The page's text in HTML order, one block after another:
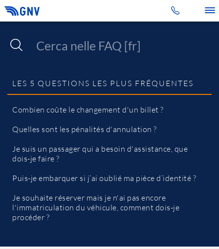
LES 5 QUESTIONS LES PLUS FRÉQUENTES
Combien coûte le changement d'un billet ?
Quelles sont les pénalités d'annulation ?
Je suis un passager qui a besoin d'assistance, que
dois-je faire ?
Puis-je embarquer si j’ai oublié ma pièce d’identité ?
Je souhaite réserver mais je n'ai pas encore
l'immatriculation du véhicule, comment dois-je
procéder ?